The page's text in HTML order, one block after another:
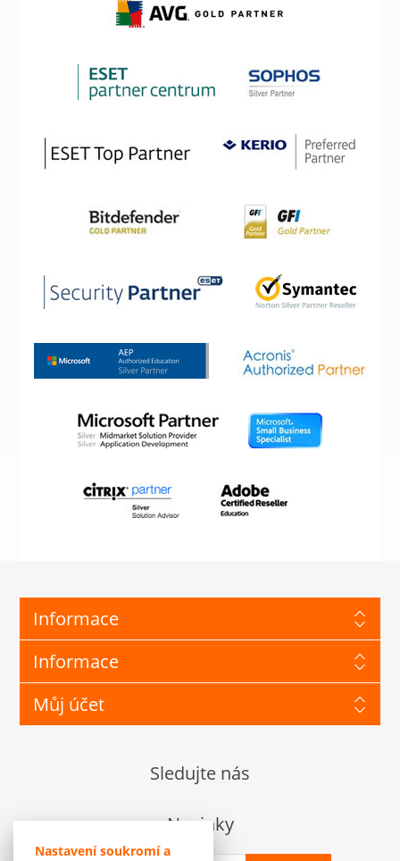
Nastavení soukromí a
Informace
Informace
Můj účet
Sledujte nás
Novinky